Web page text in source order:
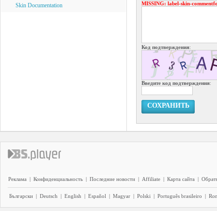
Skin Documentation MISSING: label-skin-
Код подтверждения:
Введите код подтверждения:
СОХРАНИТЬ
Реклама | Конфиденциальность | Последние новости | Affiliate | Карта сайта |
Български | Deutsch | English | Español | Magyar | Polski | Português brasileiro |